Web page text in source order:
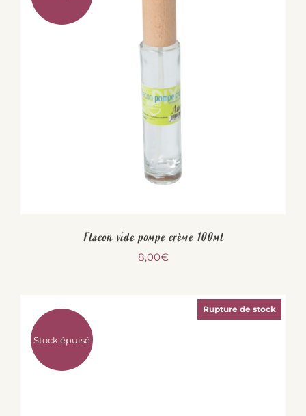
Flacon vide pompe crème 100ml
8,00€
Stock épuisé
Rupture de stock